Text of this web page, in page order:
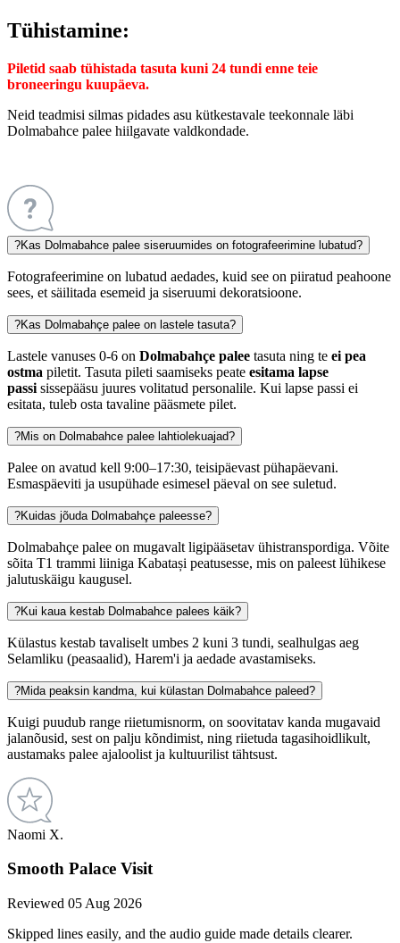
Tühistamine:
Piletid saab tühistada tasuta kuni 24 tundi enne teie
broneeringu kuupäeva.
Neid teadmisi silmas pidades asu kütkestavale teekonnale läbi
Dolmabahce palee hiilgavate valdkondade.
?Kas Dolmabahce palee siseruumides on fotografeerimine lubatud?
Fotografeerimine on lubatud aedades, kuid see on piiratud peahoone
sees, et säilitada esemeid ja siseruumi dekoratsioone.
?Kas Dolmabahçe palee on lastele tasuta?
Lastele vanuses 0-6 on Dolmabahçe palee tasuta ning te ei pea
ostma piletit. Tasuta pileti saamiseks peate esitama lapse
passi sissepääsu juures volitatud personalile. Kui lapse passi ei
esitata, tuleb osta tavaline pääsmete pilet.
?Mis on Dolmabahce palee lahtiolekuajad?
Palee on avatud kell 9:00–17:30, teisipäevast pühapäevani.
Esmaspäeviti ja usupühade esimesel päeval on see suletud.
?Kuidas jõuda Dolmabahçe paleesse?
Dolmabahçe palee on mugavalt ligipääsetav ühistranspordiga. Võite
sõita T1 trammi liiniga Kabatași peatusesse, mis on paleest lühikese
jalutuskäigu kaugusel.
?Kui kaua kestab Dolmabahce palees käik?
Külastus kestab tavaliselt umbes 2 kuni 3 tundi, sealhulgas aeg
Selamliku (peasaalid), Harem'i ja aedade avastamiseks.
?Mida peaksin kandma, kui külastan Dolmabahce paleed?
Kuigi puudub range riietumisnorm, on soovitatav kanda mugavaid
jalanõusid, sest on palju kõndimist, ning riietuda tagasihoidlikult,
austamaks palee ajaloolist ja kultuurilist tähtsust.
Naomi X.
Smooth Palace Visit
Reviewed 05 Aug 2026
Skipped lines easily, and the audio guide made details clearer.